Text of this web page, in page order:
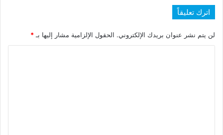
اترك تعليقاً
لن يتم نشر عنوان بريدك الإلكتروني. الحقول الإلزامية مشار إليها بـ*